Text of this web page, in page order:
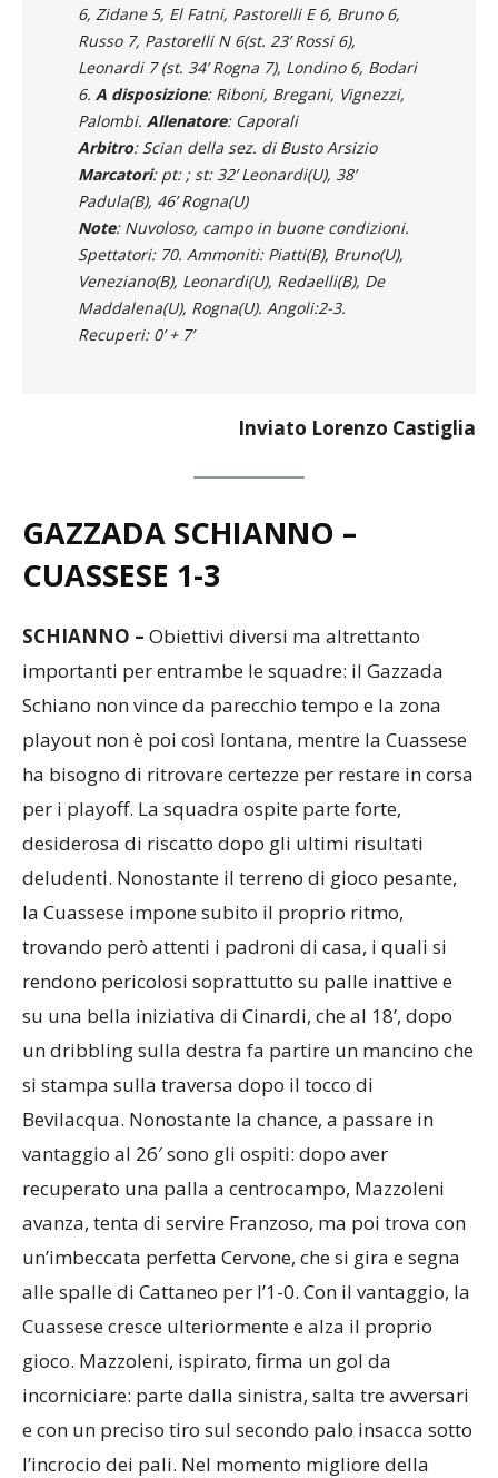
6, Zidane 5, El Fatni, Pastorelli E 6, Bruno 6,
Russo 7, Pastorelli N 6(st. 23’ Rossi 6),
Leonardi 7 (st. 34’ Rogna 7), Londino 6, Bodari
6. A disposizione: Riboni, Bregani, Vignezzi,
Palombi. Allenatore: Caporali
Arbitro: Scian della sez. di Busto Arsizio
Marcatori: pt: ; st: 32’ Leonardi(U), 38’
Padula(B), 46’ Rogna(U)
Note: Nuvoloso, campo in buone condizioni.
Spettatori: 70. Ammoniti: Piatti(B), Bruno(U),
Veneziano(B), Leonardi(U), Redaelli(B), De
Maddalena(U), Rogna(U). Angoli:2-3.
Recuperi: 0’ + 7’
Inviato Lorenzo Castiglia
GAZZADA SCHIANNO –
CUASSESE 1-3
SCHIANNO – Obiettivi diversi ma altrettanto
importanti per entrambe le squadre: il Gazzada
Schiano non vince da parecchio tempo e la zona
playout non è poi così lontana, mentre la Cuassese
ha bisogno di ritrovare certezze per restare in corsa
per i playoff. La squadra ospite parte forte,
desiderosa di riscatto dopo gli ultimi risultati
deludenti. Nonostante il terreno di gioco pesante,
la Cuassese impone subito il proprio ritmo,
trovando però attenti i padroni di casa, i quali si
rendono pericolosi soprattutto su palle inattive e
su una bella iniziativa di Cinardi, che al 18’, dopo
un dribbling sulla destra fa partire un mancino che
si stampa sulla traversa dopo il tocco di
Bevilacqua. Nonostante la chance, a passare in
vantaggio al 26′ sono gli ospiti: dopo aver
recuperato una palla a centrocampo, Mazzoleni
avanza, tenta di servire Franzoso, ma poi trova con
un’imbeccata perfetta Cervone, che si gira e segna
alle spalle di Cattaneo per l’1-0. Con il vantaggio, la
Cuassese cresce ulteriormente e alza il proprio
gioco. Mazzoleni, ispirato, firma un gol da
incorniciare: parte dalla sinistra, salta tre avversari
e con un preciso tiro sul secondo palo insacca sotto
l’incrocio dei pali. Nel momento migliore della